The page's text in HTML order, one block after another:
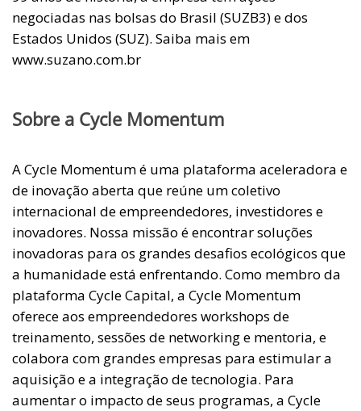
negociadas nas bolsas do Brasil (SUZB3) e dos
Estados Unidos (SUZ). Saiba mais em
www.suzano.com.br
Sobre a Cycle Momentum
A Cycle Momentum é uma plataforma aceleradora e
de inovação aberta que reúne um coletivo
internacional de empreendedores, investidores e
inovadores. Nossa missão é encontrar soluções
inovadoras para os grandes desafios ecológicos que
a humanidade está enfrentando. Como membro da
plataforma Cycle Capital, a Cycle Momentum
oferece aos empreendedores workshops de
treinamento, sessões de networking e mentoria, e
colabora com grandes empresas para estimular a
aquisição e a integração de tecnologia. Para
aumentar o impacto de seus programas, a Cycle